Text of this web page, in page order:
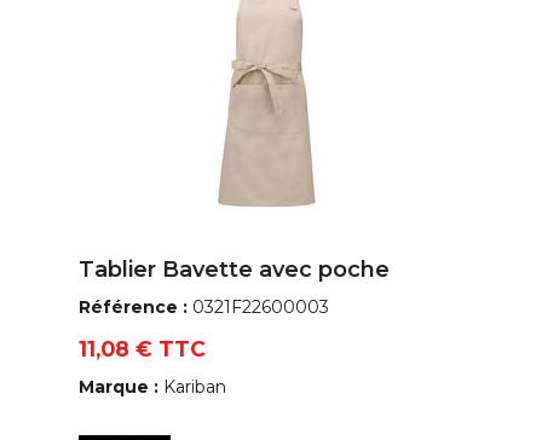
Tablier Bavette avec poche
Référence : 0321F22600003
11,08 € TTC
Marque : Kariban